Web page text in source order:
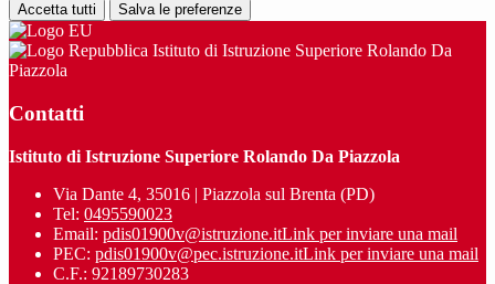
Accetta tutti Salva le preferenze
Istituto di Istruzione Superiore Rolando Da
Piazzola
Contatti
Istituto di Istruzione Superiore Rolando Da Piazzola
Via Dante 4, 35016 | Piazzola sul Brenta (PD)
Tel: 0495590023
Email: pdis01900v@istruzione.itLink per inviare una mail
PEC: pdis01900v@pec.istruzione.itLink per inviare una mail
C.F.: 92189730283